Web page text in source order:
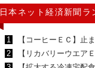
日本ネット経済新聞ラ
1
【コーヒーＥＣ】止
2
【リカバリーウエア